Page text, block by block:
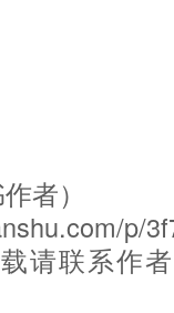
者）
p/
请联系作